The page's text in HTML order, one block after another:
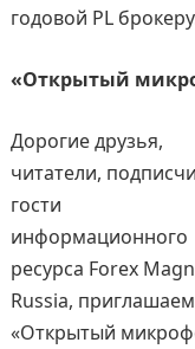
годовой PL
«Открытый
Дорогие друзья,
читатели,
гости
информационного
ресурса Forex
Russia,
«Открытый